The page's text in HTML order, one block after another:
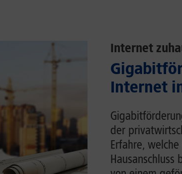
Internet
Internet
der
Erfahre,